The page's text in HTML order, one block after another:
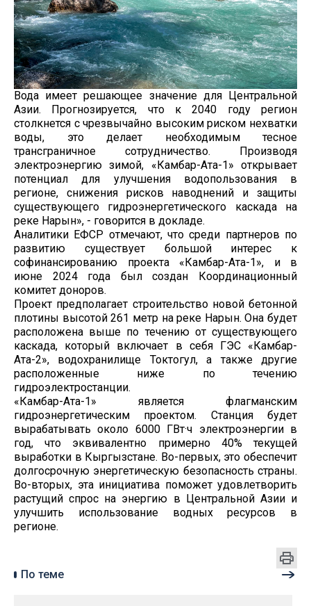
Вода имеет решающее значение для Центральной
Азии. Прогнозируется, что к 2040 году регион
столкнется с чрезвычайно высоким риском нехватки
воды, это делает необходимым тесное
трансграничное сотрудничество. Производя
электроэнергию зимой, «Камбар-Ата-1» открывает
потенциал для улучшения водопользования в
регионе, снижения рисков наводнений и защиты
существующего гидроэнергетического каскада на
реке Нарын», - говорится в докладе.
Аналитики ЕФСР отмечают, что среди партнеров по
развитию существует большой интерес к
софинансированию проекта «Камбар-Ата-1», и в
июне 2024 года был создан Координационный
комитет доноров.
Проект предполагает строительство новой бетонной
плотины высотой 261 метр на реке Нарын. Она будет
расположена выше по течению от существующего
каскада, который включает в себя ГЭС «Камбар-
Ата-2», водохранилище Токтогул, а также другие
расположенные ниже по течению
гидроэлектростанции.
«Камбар-Ата-1» является флагманским
гидроэнергетическим проектом. Станция будет
вырабатывать около 6000 ГВт·ч электроэнергии в
год, что эквивалентно примерно 40% текущей
выработки в Кыргызстане. Во-первых, это обеспечит
долгосрочную энергетическую безопасность страны.
Во-вторых, эта инициатива поможет удовлетворить
растущий спрос на энергию в Центральной Азии и
улучшить использование водных ресурсов в
регионе.
По теме